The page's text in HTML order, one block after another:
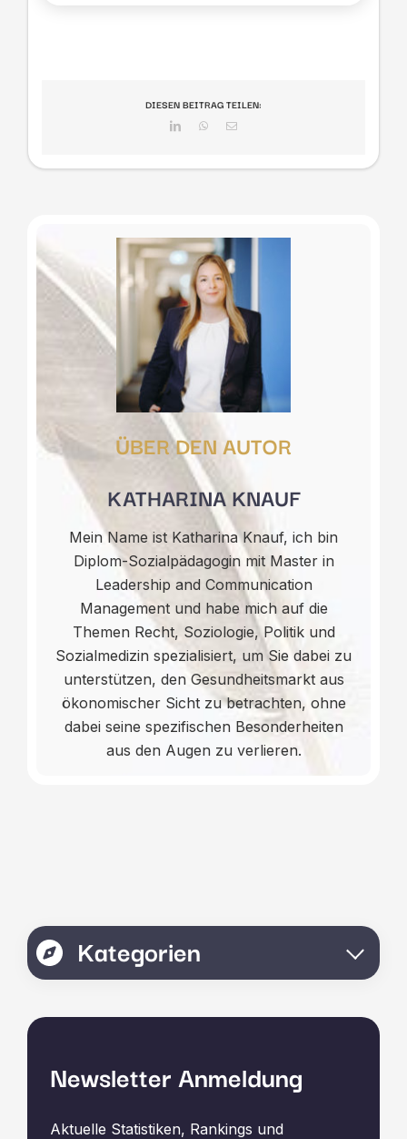
DIESEN BEITRAG TEILEN:
LinkedInWhatsApp
E-
ÜBER DEN AUTOR
KATHARINA KNAUF
Mein Name ist Katharina Knauf, ich bin
Diplom-Sozialpädagogin mit Master in
Leadership and Communication
Management und habe mich auf die
Themen Recht, Soziologie, Politik und
Sozialmedizin spezialisiert, um Sie dabei zu
unterstützen, den Gesundheitsmarkt aus
ökonomischer Sicht zu betrachten, ohne
dabei seine spezifischen Besonderheiten
aus den Augen zu verlieren.
Kategorien
Newsletter Anmeldung
Aktuelle Statistiken, Rankings und